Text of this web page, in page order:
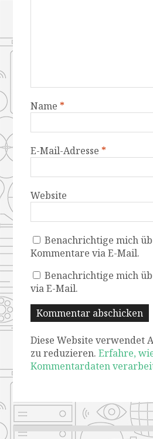
Name *
E-Mail-Adresse *
Website
Benachrichtige mich
Kommentare via E-Mail.
Benachrichtige mich
via E-Mail.
Diese Website verwendet
zu reduzieren.Erfahre,
Kommentardaten